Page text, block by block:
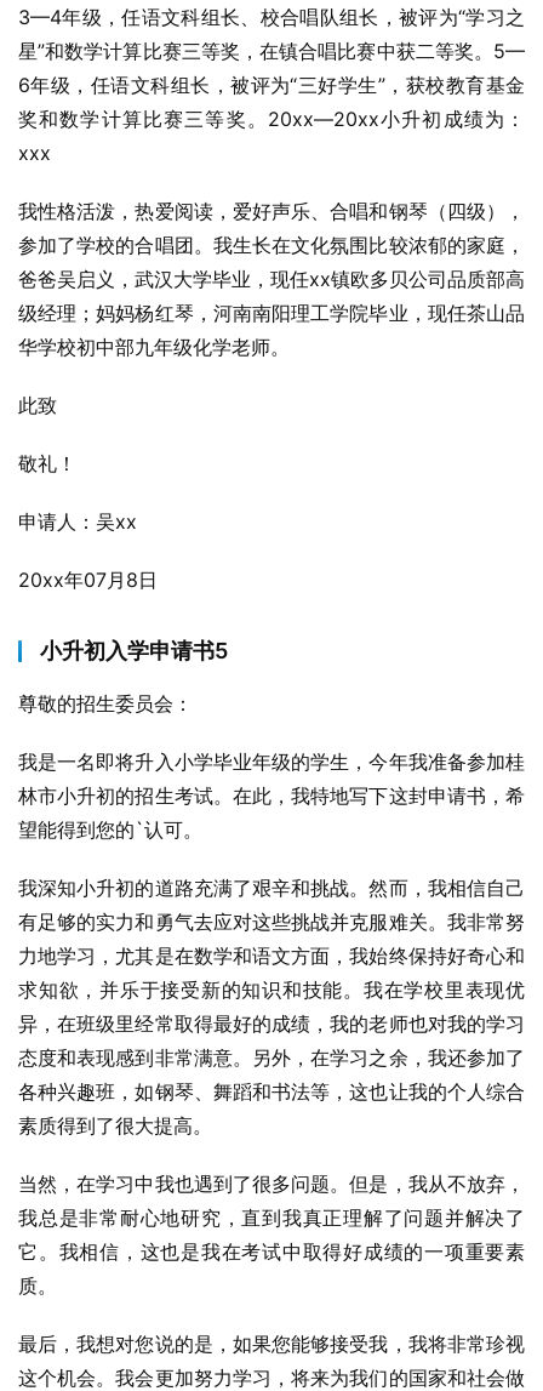
3—4年级，任语文科组长、校合唱队组长，被评为“学习之
星”和数学计算比赛三等奖，在镇合唱比赛中获二等奖。5—
6年级，任语文科组长，被评为“三好学生”，获校教育基金
奖和数学计算比赛三等奖。20xx—20xx小升初成绩为：
xxx
我性格活泼，热爱阅读，爱好声乐、合唱和钢琴（四级），
参加了学校的合唱团。我生长在文化氛围比较浓郁的家庭，
爸爸吴启义，武汉大学毕业，现任xx镇欧多贝公司品质部高
级经理；妈妈杨红琴，河南南阳理工学院毕业，现任茶山品
华学校初中部九年级化学老师。
此致
敬礼！
申请人：吴xx
20xx年07月8日
小升初入学申请书5
尊敬的招生委员会：
我是一名即将升入小学毕业年级的学生，今年我准备参加桂
林市小升初的招生考试。在此，我特地写下这封申请书，希
望能得到您的`认可。
我深知小升初的道路充满了艰辛和挑战。然而，我相信自己
有足够的实力和勇气去应对这些挑战并克服难关。我非常努
力地学习，尤其是在数学和语文方面，我始终保持好奇心和
求知欲，并乐于接受新的知识和技能。我在学校里表现优
异，在班级里经常取得最好的成绩，我的老师也对我的学习
态度和表现感到非常满意。另外，在学习之余，我还参加了
各种兴趣班，如钢琴、舞蹈和书法等，这也让我的个人综合
素质得到了很大提高。
当然，在学习中我也遇到了很多问题。但是，我从不放弃，
我总是非常耐心地研究，直到我真正理解了问题并解决了
它。我相信，这也是我在考试中取得好成绩的一项重要素
质。
最后，我想对您说的是，如果您能够接受我，我将非常珍视
这个机会。我会更加努力学习，将来为我们的国家和社会做